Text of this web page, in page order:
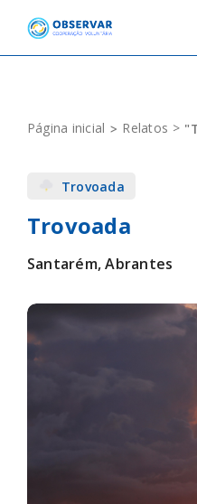
content
EVENTOS
DEFINIÇÕES
F.A.Q.
Página inicial Relatos
Trovoada
Trovoada
Santarém, Abrantes